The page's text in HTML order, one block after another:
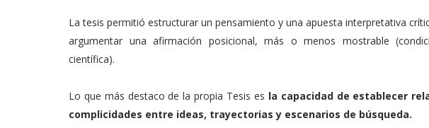
La tesis permitió estructurar un pensamiento y una apuesta interpretativa
argumentar una afirmación posicional, más o menos mostrable
científica).
Lo que más destaco de la propia Tesis es la capacidad de establecer
complicidades entre ideas, trayectorias y escenarios de búsqueda.